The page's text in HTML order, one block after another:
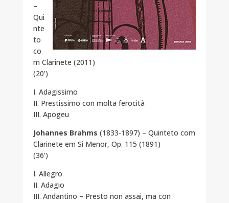
–
Qui
nte
to
co
m Clarinete (2011)
(20’)
I. Adagissimo
II. Prestissimo con molta ferocità
III. Apogeu
Johannes Brahms (1833-1897) – Quinteto com
Clarinete em Si Menor, Op. 115 (1891)
(36’)
I. Allegro
II. Adagio
III. Andantino – Presto non assai, ma con